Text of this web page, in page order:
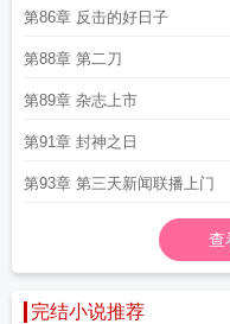
第86章 反击的好日子
第88章 第二刀
第89章 杂志上市
第91章 封神之日
第93章 第三天新闻联播上门
查
完结小说推荐